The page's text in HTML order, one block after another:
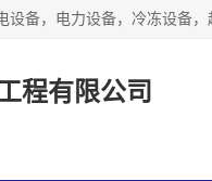
程有限公司